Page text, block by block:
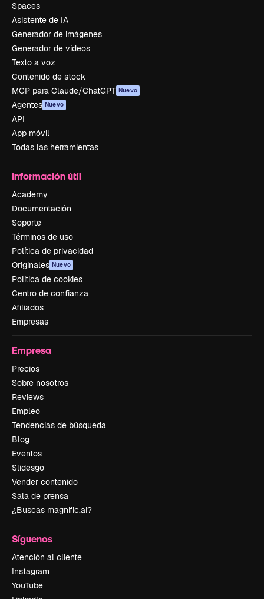
Spaces
Asistente de IA
Generador de imágenes
Generador de vídeos
Texto a voz
Contenido de stock
MCP para Claude/ChatGPT Nuevo
Agentes Nuevo
API
App móvil
Todas las herramientas
Información útil
Academy
Documentación
Soporte
Términos de uso
Política de privacidad
Originales Nuevo
Política de cookies
Centro de confianza
Afiliados
Empresas
Empresa
Precios
Sobre nosotros
Reviews
Empleo
Tendencias de búsqueda
Blog
Eventos
Slidesgo
Vender contenido
Sala de prensa
¿Buscas magnific.ai?
Síguenos
Atención al cliente
Instagram
YouTube